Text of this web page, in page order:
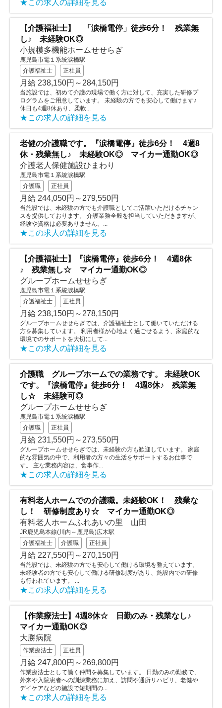
★この求人の詳細を見る
【介護福祉士】 「涙橋電停」徒歩6分！ 残業無
し♪ 未経験OK◎
小規模多機能ホームせせらぎ
鹿児島市電１系統涙橋駅
介護福祉士
正社員
月給 238,150円～284,150円
当施設では、初めて介護の現場で働く方に対して、充実した研修プ
ログラムをご用意しています。 未経験の方でも安心して働けます♪
休日も4週8休あり、柔軟...
★この求人の詳細を見る
老健の介護職です。『涙橋電停』徒歩6分！ 4週8
休・残業無し♪ 未経験OK◎ マイカー通勤OK◎
介護老人保健施設ひまわり
鹿児島市電１系統涙橋駅
介護職
正社員
月給 244,050円～279,550円
当施設では、未経験の方でも介護職としてご活躍いただけるチャン
スを提供しております。 介護業務全般を担当していただきますが、
経験や資格は必要ありません。...
★この求人の詳細を見る
【介護福祉士】『涙橋電停』徒歩6分！ 4週8休
♪ 残業無し☆ マイカー通勤OK◎
グループホームせせらぎ
鹿児島市電１系統涙橋駅
介護福祉士
正社員
月給 238,150円～278,150円
グループホームせせらぎでは、介護福祉士として働いていただける
方を募集しています。 利用者様が心地よく過ごせるよう、家庭的な
環境でのサポートを大切にして...
★この求人の詳細を見る
介護職 グループホームでの業務です。 未経験OK
です。『涙橋電停』徒歩6分！ 4週8休♪ 残業無
し☆ 未経験可◎
グループホームせせらぎ
鹿児島市電１系統涙橋駅
介護職
正社員
月給 231,550円～273,550円
グループホームせせらぎでは、未経験の方も歓迎しています。 家庭
的な雰囲気の中で、利用者の方々の生活をサポートするお仕事で
す。 主な業務内容は、食事作...
★この求人の詳細を見る
有料老人ホームでの介護職。未経験OK！ 残業な
し！ 研修制度あり☆ マイカー通勤OK◎
有料老人ホームふれあいの里 山田
JR鹿児島本線(川内～鹿児島)広木駅
介護福祉士
介護職 正社員
月給 227,550円～270,150円
当施設では、未経験の方でも安心して働ける環境を整えています。
未経験者の方でも安心して働ける研修制度があり、施設内での研修
も行われています。 ...
★この求人の詳細を見る
【作業療法士】4週8休☆ 日勤のみ・残業なし♪
マイカー通勤OK◎
大勝病院
作業療法士 正社員
月給 247,800円～269,800円
作業療法士として働く仲間を募集しています。 日勤のみの勤務で、
外来や入院患者への訓練業務に加え、訪問や通所リハビリ、老健や
デイケアなどの施設で短期間の...
★この求人の詳細を見る